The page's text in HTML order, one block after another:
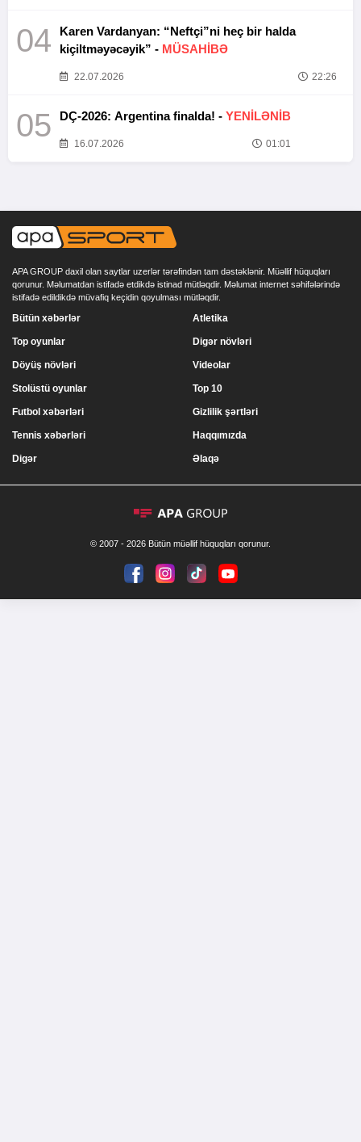
04
Karen Vardanyan: “Neftçi”ni heç bir halda
kiçiltməyəcəyik” - MÜSAHİBƏ
22.07.2026 22:26
05 DÇ-2026: Argentina finalda! - YENİLƏNİB
16.07.2026 01:01
APA GROUP daxil olan saytlar uzerlər tərəfindən tam dəstəklənir. Müəllif hüquqları
qorunur. Məlumatdan istifadə etdikdə istinad mütləqdir. Məlumat internet səhifələrində
istifadə edildikdə müvafiq keçidin qoyulması mütləqdir.
Bütün xəbərlər
Top oyunlar
Döyüş növləri
Stolüstü oyunlar
Atletika
Digər növləri
Videolar
Top 10
Futbol xəbərləri
Tennis xəbərləri
Digər
Gizlilik şərtləri
Haqqımızda
Əlaqə
© 2007 - 2026 Bütün müəllif hüquqları qorunur.